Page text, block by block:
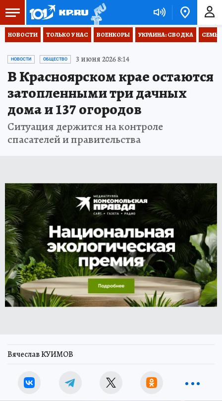
НОВОСТИ ТОЛЬКО У НАС ВОЕНКОРЫ УКРАИНА: СВОДКА
НОВОСТИ ОБЩЕСТВО 3 июня 2026 8:14
В Красноярском крае остаются
затопленными три дачных
дома и 137 огородов
Ситуация держится на контроле
спасателей и правительства
Вячеслав КУИМОВ